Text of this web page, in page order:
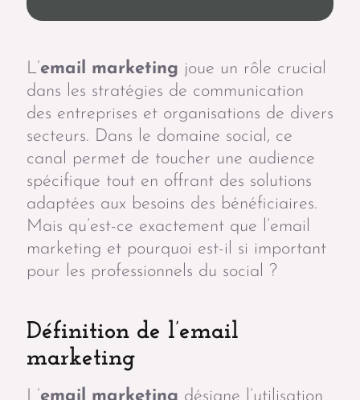
L’email marketing joue un rôle crucial
dans les stratégies de communication
des entreprises et organisations de divers
secteurs. Dans le domaine social, ce
canal permet de toucher une audience
spécifique tout en offrant des solutions
adaptées aux besoins des bénéficiaires.
Mais qu’est-ce exactement que l’email
marketing et pourquoi est-il si important
pour les professionnels du social ?
Définition de l’email
marketing